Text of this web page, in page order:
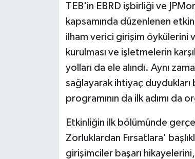
TEB'in EBRD işbirliği ve
kapsamında düzenlenen
ilham verici girişim öykülerini
kurulması ve işletmelerin
yolları da ele alındı. Aynı
sağlayarak ihtiyaç duydukları
programının da ilk adımı da
Etkinliğin ilk bölümünde
Zorluklardan Fırsatlara'
girişimciler başarı